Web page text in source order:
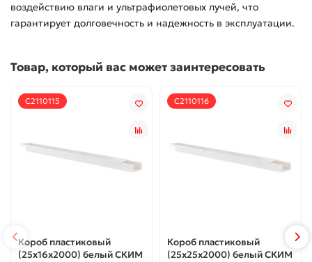
воздействию влаги и ультрафиолетовых лучей, что
гарантирует долговечность и надежность в эксплуатации.
Товар, который вас может заинтересовать
С2110115
Короб пластиковый
(25x16x2000) белый СКИМ
С2110116
Короб пластиковый
(25x25x2000) белый СКИМ